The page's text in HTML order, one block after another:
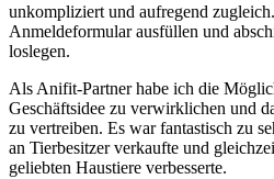
unkompliziert und aufregend
Anmeldeformular ausfüllen und
loslegen.
Als Anifit-Partner habe ich‌ die
Geschäftsidee zu verwirklichen und
zu vertreiben.⁣ Es war fantastisch zu
an ‍Tierbesitzer verkaufte und
geliebten Haustiere verbesserte.